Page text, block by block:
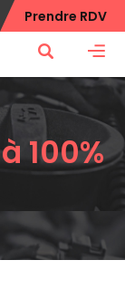
Prendre RDV
100%